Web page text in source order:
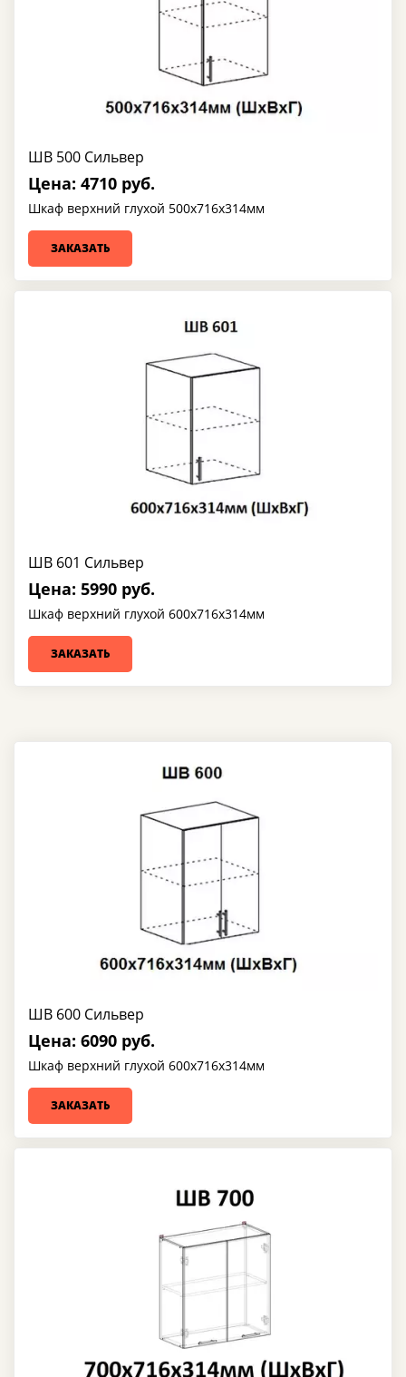
ШВ 500 Сильвер
Цена: 4710 руб.
Шкаф верхний глухой 500х716х314мм
ЗАКАЗАТЬ
ШВ 601 Сильвер
Цена: 5990 руб.
Шкаф верхний глухой 600х716х314мм
ЗАКАЗАТЬ
ШВ 600 Сильвер
Цена: 6090 руб.
Шкаф верхний глухой 600х716х314мм
ЗАКАЗАТЬ